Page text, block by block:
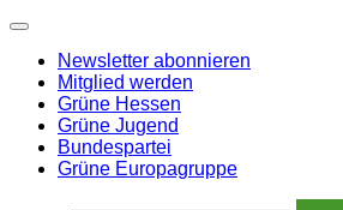
Weiter
Inhalt
Newsletter abonnieren
Mitglied werden
Grüne Hessen
Grüne Jugend
Bundespartei
Grüne Europagruppe